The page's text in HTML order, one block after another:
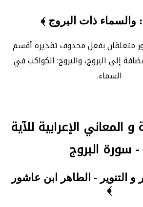
والسماء ذات البروج ﴾
متعلقان بفعل محذوف تقديره أقسم
إلى البروج، والبروج: الكواكب في
السماء.
و المعاني الإعرابية للآية
و التنوير - الطاهر ابن عاشور
﴾